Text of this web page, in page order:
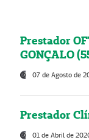
Prestador
GONÇALO
07 de Agosto de
Prestador
01 de Abril de